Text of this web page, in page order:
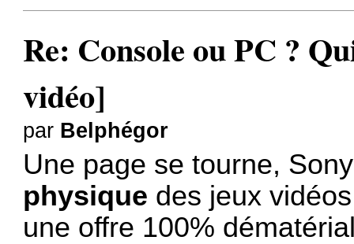
Re: Console ou PC ?
vidéo]
par Belphégor
Une page se tourne,
physique des jeux
une offre 100%